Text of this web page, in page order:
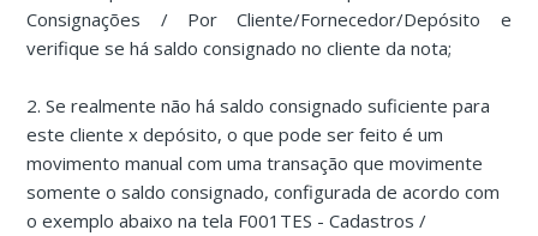
Consignações / Por Cliente/Fornecedor/Depósito e
verifique se há saldo consignado no cliente da nota;
2. Se realmente não há saldo consignado suficiente para
este cliente x depósito, o que pode ser feito é um
movimento manual com uma transação que movimente
somente o saldo consignado, configurada de acordo com
o exemplo abaixo na tela F001TES - Cadastros /